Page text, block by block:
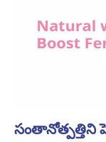
సంతానోత్పత్తిని